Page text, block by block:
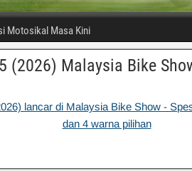
Motosikal Masa Kini
(2026) Malaysia Bike